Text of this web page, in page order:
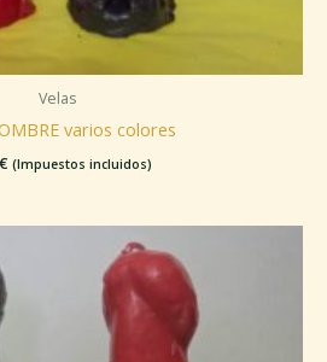
Velas
varios colores
€ (Impuestos incluidos)